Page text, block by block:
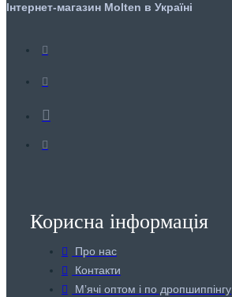
Інтернет-магазин Molten в Україні
Корисна інформація
Про нас
Контакти
Мʼячі оптом і по дропшиппінгу